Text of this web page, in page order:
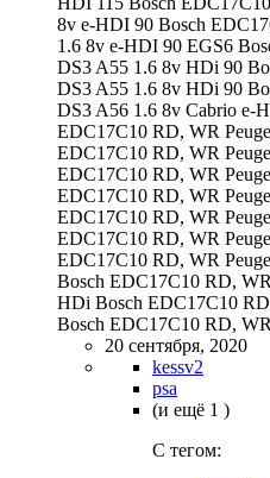
8v e-HDI 90 Bosch
1.6 8v e-HDI 90 EGS6
DS3 A55 1.6 8v HDi 90
DS3 A55 1.6 8v HDi 90
DS3 A56 1.6 8v Cabrio e-
EDC17C10 RD, WR
EDC17C10 RD, WR
EDC17C10 RD, WR
EDC17C10 RD, WR
EDC17C10 RD, WR
EDC17C10 RD, WR
EDC17C10 RD, WR
Bosch EDC17C10 RD,
HDi Bosch EDC17C10
Bosch EDC17C10 RD, WR
20 сентября, 2020
kessv2
psa
(и ещё 1 )
C тегом: